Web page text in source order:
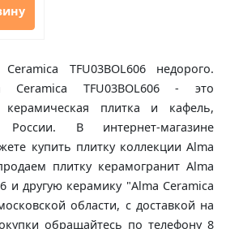
TFU03BOL606 недорого.
Ceramica TFU03BOL606 - это
керамическая плитка и кафель,
В интернет-магазине
купить плитку коллекции Alma
плитку керамогранит Alma
и другую керамику "Alma Ceramica
области, с доставкой на
обращайтесь по телефону 8